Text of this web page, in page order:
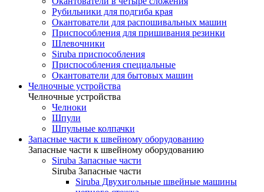
Рубильники для подгиба края
Окантователи для распошивальных машин
Приспособления для пришивания резинки
Шлевочники
Siruba приспособления
Приспособления специальные
Окантователи для бытовых машин
Челночные устройства
Челночные устройства
Челноки
Шпули
Шпульные колпачки
Запасные части к швейному оборудованию
Запасные части к швейному оборудованию
Siruba Запасные части
Siruba Запасные части
Siruba Двухигольные швейные машины